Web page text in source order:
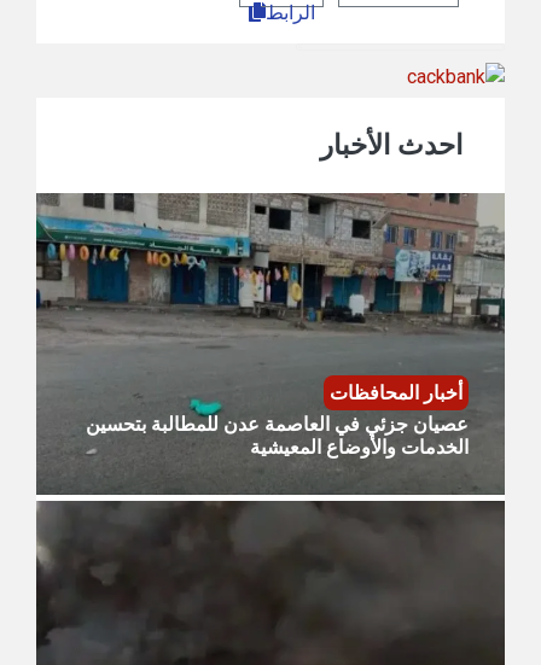
الرابط
احدث الأخبار
أخبار المحافظات
عصيان جزئي في العاصمة عدن للمطالبة بتحسين
الخدمات والأوضاع المعيشية